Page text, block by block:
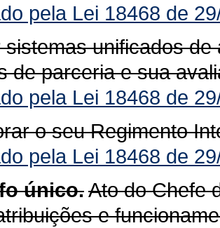
pela Lei 18468 de
sistemas unificados
de parceria e sua
pela Lei 18468 de
o seu Regimento
pela Lei 18468 de
único.Ato do Chefe
e